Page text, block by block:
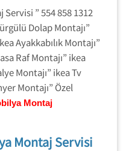
” 554 858 1312
Dolap Montajı”
Ayakkabılık Montajı”
Raf Montajı” ikea
Montajı” ikea Tv
Montajı” Özel
Montaj
Montaj Servisi